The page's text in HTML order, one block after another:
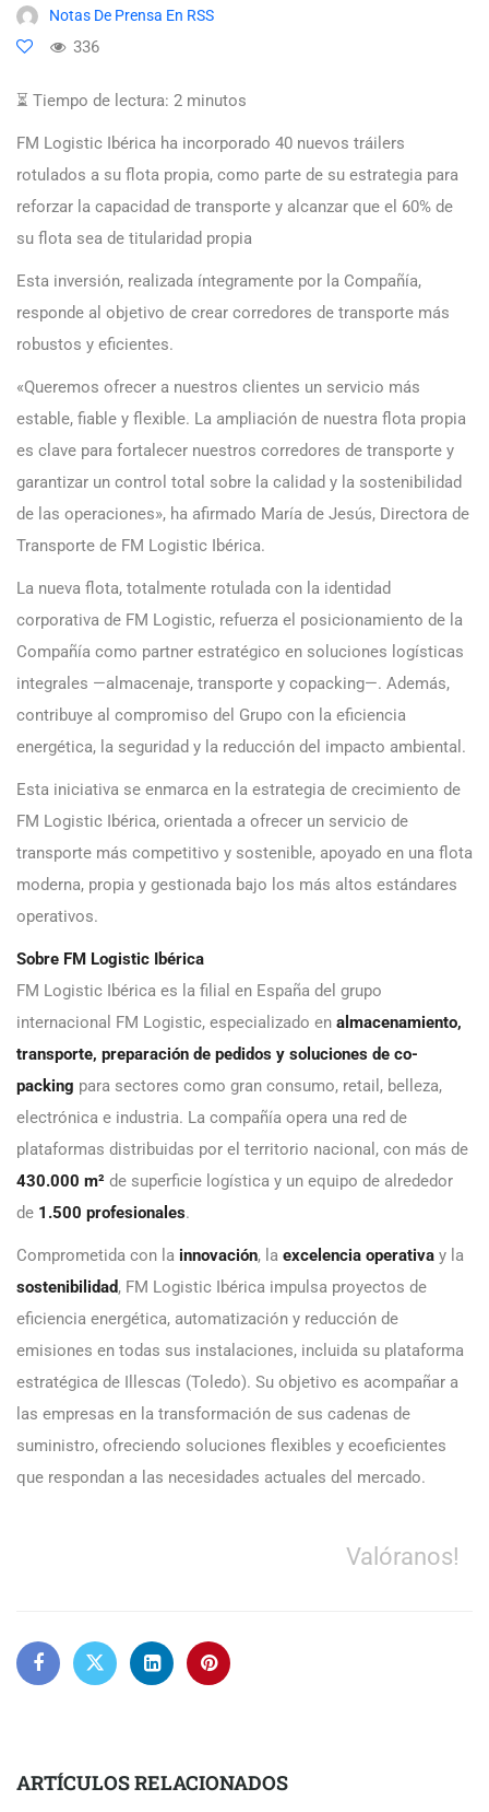
Notas De Prensa En RSS
336
⏳ Tiempo de lectura: 2 minutos
FM Logistic Ibérica ha incorporado 40 nuevos tráilers
rotulados a su flota propia, como parte de su estrategia para
reforzar la capacidad de transporte y alcanzar que el 60% de
su flota sea de titularidad propia
Esta inversión, realizada íntegramente por la Compañía,
responde al objetivo de crear corredores de transporte más
robustos y eficientes.
«Queremos ofrecer a nuestros clientes un servicio más
estable, fiable y flexible. La ampliación de nuestra flota propia
es clave para fortalecer nuestros corredores de transporte y
garantizar un control total sobre la calidad y la sostenibilidad
de las operaciones», ha afirmado María de Jesús, Directora de
Transporte de FM Logistic Ibérica.
La nueva flota, totalmente rotulada con la identidad
corporativa de FM Logistic, refuerza el posicionamiento de la
Compañía como partner estratégico en soluciones logísticas
integrales —almacenaje, transporte y copacking—. Además,
contribuye al compromiso del Grupo con la eficiencia
energética, la seguridad y la reducción del impacto ambiental.
Esta iniciativa se enmarca en la estrategia de crecimiento de
FM Logistic Ibérica, orientada a ofrecer un servicio de
transporte más competitivo y sostenible, apoyado en una flota
moderna, propia y gestionada bajo los más altos estándares
operativos.
Sobre FM Logistic Ibérica
FM Logistic Ibérica es la filial en España del grupo
internacional FM Logistic, especializado en almacenamiento,
transporte, preparación de pedidos y soluciones de co-
packing para sectores como gran consumo, retail, belleza,
electrónica e industria. La compañía opera una red de
plataformas distribuidas por el territorio nacional, con más de
430.000 m² de superficie logística y un equipo de alrededor
de 1.500 profesionales.
Comprometida con la innovación, la excelencia operativa y la
sostenibilidad, FM Logistic Ibérica impulsa proyectos de
eficiencia energética, automatización y reducción de
emisiones en todas sus instalaciones, incluida su plataforma
estratégica de Illescas (Toledo). Su objetivo es acompañar a
las empresas en la transformación de sus cadenas de
suministro, ofreciendo soluciones flexibles y ecoeficientes
que respondan a las necesidades actuales del mercado.
Valóranos!
ARTÍCULOS RELACIONADOS